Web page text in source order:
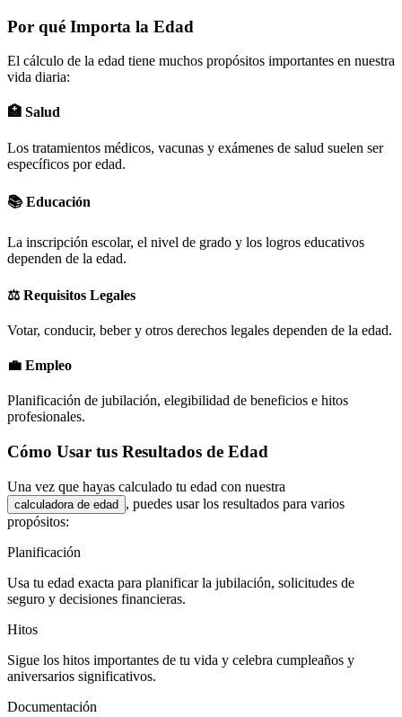
Por qué Importa la Edad
El cálculo de la edad tiene muchos propósitos importantes en nuestra
vida diaria:
🏥 Salud
Los tratamientos médicos, vacunas y exámenes de salud suelen ser
específicos por edad.
📚Educación
La inscripción escolar, el nivel de grado y los logros educativos
dependen de la edad.
⚖️ Requisitos Legales
Votar, conducir, beber y otros derechos legales dependen de la edad.
💼 Empleo
Planificación de jubilación, elegibilidad de beneficios e hitos
profesionales.
Cómo Usar tus Resultados de Edad
Una vez que hayas calculado tu edad con nuestra
calculadora de edad
, puedes usar los resultados para varios
propósitos:
Planificación
Usa tu edad exacta para planificar la jubilación, solicitudes de
seguro y decisiones financieras.
Hitos
Sigue los hitos importantes de tu vida y celebra cumpleaños y
aniversarios significativos.
Documentación